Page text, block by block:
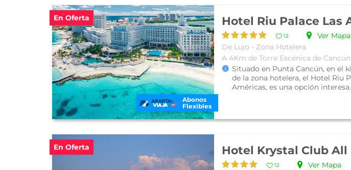
En Oferta
Abonos
Flexibles
Hotel Riu Palace Las
12
Ver Mapa
De Lujo - Zona Hotelera
A 4Km de Torre Escénica de Cancún
Situado en Punta Cancún, en el
de la zona hotelera, el Hotel Riu
Américas, es una opción
En Oferta Hotel Krystal Club
12
Ver Mapa